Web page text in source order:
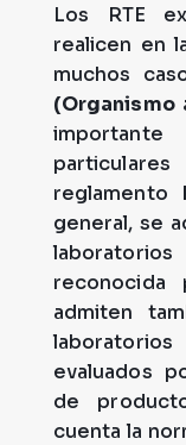
Los RTE
realicen en
muchos
(Organismo
reglamento
general, se
reconocida
admiten
evaluados
de
cuenta la